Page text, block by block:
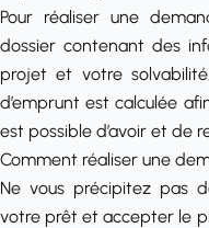
Pour réaliser une
dossier contenant des
projet et votre
d’emprunt est calculée
est possible d’avoir et de
Comment réaliser une
Ne vous précipitez pas
votre prêt et accepter le